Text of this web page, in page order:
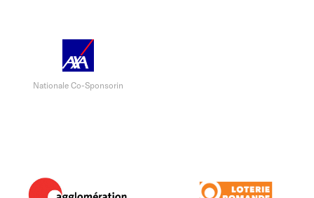
Nationale Co-Sponsorin